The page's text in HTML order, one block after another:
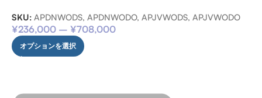
SKU: APDNWODS, APDNWODO, APJVWODS, APJVWODO
¥236,000 – ¥708,000
オプションを選択